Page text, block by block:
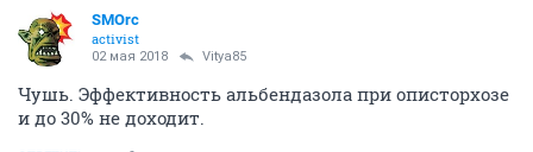
SMOrc
activist
02 мая 2018 Vitya85
Чушь. Эффективность альбендазола при описторхозе
и до 30% не доходит.